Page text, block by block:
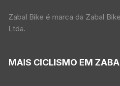
Zabal Bike é marca da Zabal
Ltda.
MAIS CICLISMO EM